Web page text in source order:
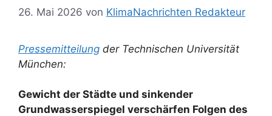
26. Mai 2026 von KlimaNachrichten Redakteur
Pressemitteilung der Technischen Universität
München:
Gewicht der Städte und sinkender
Grundwasserspiegel verschärfen Folgen des